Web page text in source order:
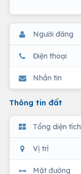
Người đăng
Điện thoại
Nhắn tin
Thông tin đất
Tổng diện tích
Vị trí
Mặt đường